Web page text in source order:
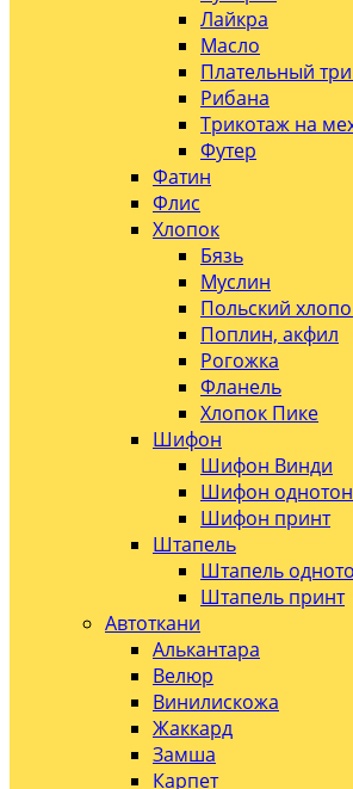
Лайкра
Масло
Плательный
Рибана
Трикотаж на
Футер
Фатин
Флис
Хлопок
Бязь
Муслин
Польский
Поплин, акфил
Рогожка
Фланель
Хлопок Пике
Шифон
Шифон Винди
Шифон однотон
Шифон принт
Штапель
Штапель
Штапель принт
Автоткани
Алькантара
Велюр
Винилискожа
Жаккард
Замша
Карпет